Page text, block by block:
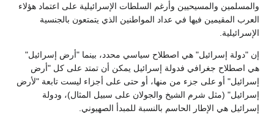
والمسيحيين وأرغم السلطات الإسرائيلية على اعتماد هؤلاء
المقيمين فيها في عداد المواطنين الذي يتمتعون بالجنسية
"دولة إسرائيل" هي اصطلاح سياسي محدد، بينما "أرض إسرائيل"
اصطلاح جغرافي فدولة إسرائيل يمكن أن تمتد على كل "أرض
أو على جزء من منها، أو حتى على أجزاء ليست تابعة "لأرض
(مثل شرم الشيخ والجولان على سبيل المثال)، ودولة
هي الإطار الحاسم بالنسبة للمبدأ الصهيوني.